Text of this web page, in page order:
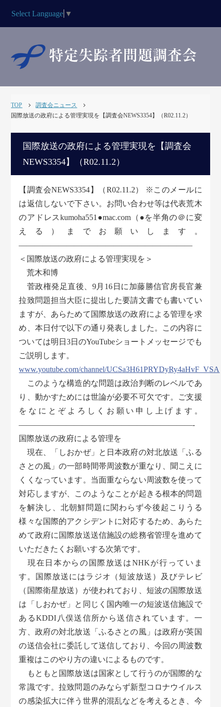
Select Language ▼
TOP
調査会ニュース
国際放送の政府による管理実現を【調査会NEWS3354】（R02.11.2）
国際放送の政府による管理実現を【調査会
NEWS3354】（R02.11.2）
【調査会NEWS3354】（R02.11.2） ※このメールに
は返信しないで下さい。お問い合わせ等は代表荒木
のアドレスkumoha551●mac.com（●を半角の＠に変
える）までお願いします。
――――――――――――――――――――――
＜国際放送の政府による管理実現を＞
荒木和博
菅政権発足直後、9月16日に加藤勝信官房長官兼
拉致問題担当大臣に提出した要請文書でも書いてい
ますが、あらためて国際放送の政府による管理を求
め、本日付で以下の通り発表しました。この内容に
ついては明日3日のYouTubeショートメッセージでも
ご説明します。
www.youtube.com/channel/UCSa3H61PRYDyRy4aHvF_VSA
このような構造的な問題は政治判断のレベルであ
り、動かすためには世論が必要不可欠です。ご支援
をなにとぞよろしくお願い申し上げます。
——————————————————————-
国際放送の政府による管理を
現在、「しおかぜ」と日本政府の対北放送「ふる
さとの風」の一部時間帯周波数が重なり、聞こえに
くくなっています。当面重ならない周波数を使って
対応しますが、このようなことが起きる根本的問題
を解決し、北朝鮮問題に関わらず今後起こりうる
様々な国際的アクシデントに対応するため、あらた
めて政府に国際放送送信施設の総務省管理を進めて
いただきたくお願いする次第です。
現在日本からの国際放送はNHKが行っていま
す。国際放送にはラジオ（短波放送）及びテレビ
（国際衛星放送）が使われており、短波の国際放送
は「しおかぜ」と同じく国内唯一の短波送信施設で
あるKDDI八俣送信所から送信されています。一
方、政府の対北放送「ふるさとの風」は政府が英国
の送信会社に委託して送信しており、今回の周波数
重複はこのやり方の違いによるものです。
もともと国際放送は国家として行うのが国際的な
常識です。拉致問題のみならず新型コロナウイルス
の感染拡大に伴う世界的混乱などを考えるとき、今